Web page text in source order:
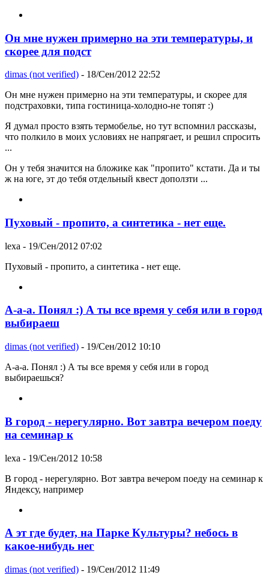
Он мне нужен примерно на эти температуры, и
скорее для подст
dimas (not verified) - 18/Сен/2012 22:52
Он мне нужен примерно на эти температуры, и скорее для
подстраховки, типа гостиница-холодно-не топят :)
Я думал просто взять термобелье, но тут вспомнил рассказы,
что полкило в моих условиях не напрягает, и решил спросить
...
Он у тебя значится на бложике как "пропито" кстати. Да и ты
ж на юге, эт до тебя отдельный квест доползти ...
Пуховый - пропито, а синтетика - нет еще.
lexa - 19/Сен/2012 07:02
Пуховый - пропито, а синтетика - нет еще.
А-а-а. Понял :) А ты все время у себя или в город
выбираеш
dimas (not verified) - 19/Сен/2012 10:10
А-а-а. Понял :) А ты все время у себя или в город
выбираешься?
В город - нерегулярно. Вот завтра вечером поеду
на семинар к
lexa - 19/Сен/2012 10:58
В город - нерегулярно. Вот завтра вечером поеду на семинар к
Яндексу, например
А эт где будет, на Парке Культуры? небось в
какое-нибудь нег
dimas (not verified) - 19/Сен/2012 11:49